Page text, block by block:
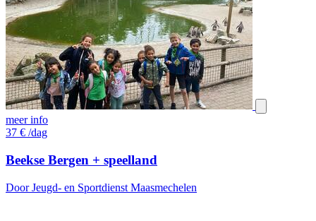
meer info
37 € /dag
Beekse Bergen + speelland
Door Jeugd- en Sportdienst Maasmechelen